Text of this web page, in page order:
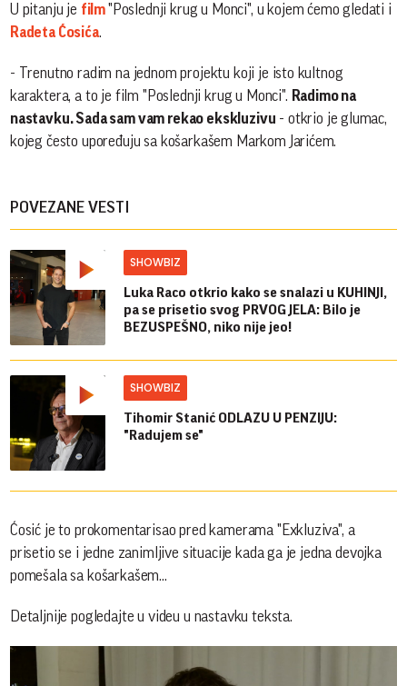
U pitanju je film"Poslednji krug u Monci", u kojem ćemo gledati i
Radeta Ćosića.
- Trenutno radim na jednom projektu koji je isto kultnog
karaktera, a to je film "Poslednji krug u Monci". Radimo na
nastavku. Sada sam vam rekao ekskluzivu - otkrio je glumac,
kojeg često upoređuju sa košarkašem Markom Jarićem.
POVEZANE VESTI
SHOWBIZ
Luka Raco otkrio kako se snalazi u KUHINJI,
pa se prisetio svog PRVOG JELA: Bilo je
BEZUSPEŠNO, niko nije jeo!
SHOWBIZ
Tihomir Stanić ODLAZU U PENZIJU:
"Radujem se"
Ćosić je to prokomentarisao pred kamerama "Exkluziva", a
prisetio se i jedne zanimljive situacije kada ga je jedna devojka
pomešala sa košarkašem...
Detaljnije pogledajte u videu u nastavku teksta.